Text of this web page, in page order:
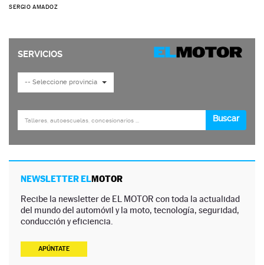
SERGIO AMADOZ
NEWSLETTER ELMOTOR
Recibe la newsletter de EL MOTOR con toda la actualidad
del mundo del automóvil y la moto, tecnología, seguridad,
conducción y eficiencia.
APÚNTATE